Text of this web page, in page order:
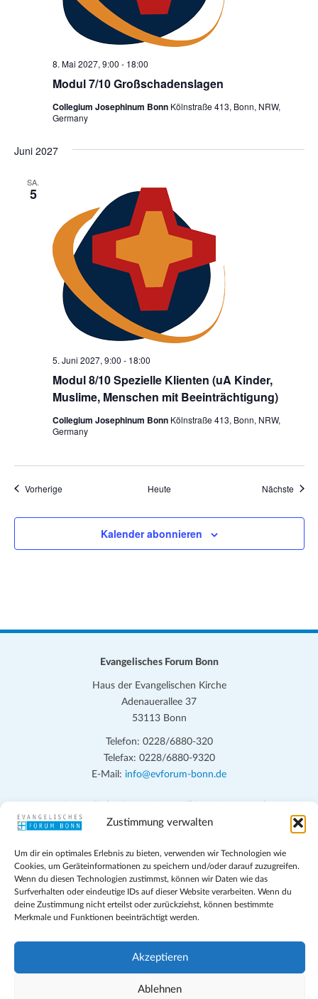
Zustimmung verwalten
Um dir ein optimales Erlebnis zu bieten, verwenden wir Technologien wie
Cookies, um Geräteinformationen zu speichern und/oder darauf zuzugreifen.
Wenn du diesen Technologien zustimmst, können wir Daten wie das
Surfverhalten oder eindeutige IDs auf dieser Website verarbeiten. Wenn du
deine Zustimmung nicht erteilst oder zurückziehst, können bestimmte
Merkmale und Funktionen beeinträchtigt werden.
Akzeptieren
Ablehnen
Modul 7/10 Großschadenslagen
8. Mai 2027, 9:00 - 18:00
Collegium Josephinum Bonn Kölnstraße 413, Bonn, NRW,
Germany
Juni 2027
SA.
5
Modul 8/10 Spezielle Klienten (uA Kinder,
Muslime, Menschen mit Beeinträchtigung)
5. Juni 2027, 9:00 - 18:00
Collegium Josephinum Bonn Kölnstraße 413, Bonn, NRW,
Germany
VorherigeVeranstaltungen Heute Nächste
Kalender abonnieren
Evangelisches Forum Bonn
Haus der Evangelischen Kirche
Adenauerallee 37
53113 Bonn
Telefon: 0228/6880-320
Telefax: 0228/6880-9320
E-Mail: info@evforum-bonn.de
Veranstaltungen und den Angeboten vor Ort auf Grundfragen des
eingehen, zu offener Begegnung und ehrlicher Auseinandersetzung
anregen und mithelfen, aus der Verheißung des Evangeliums heraus
im individuellen und gesellschaftlichen Leben verantwortlich zu
denken, zu reden und zu handeln.
Datenschutz
Evangelische Kirche in Bonn